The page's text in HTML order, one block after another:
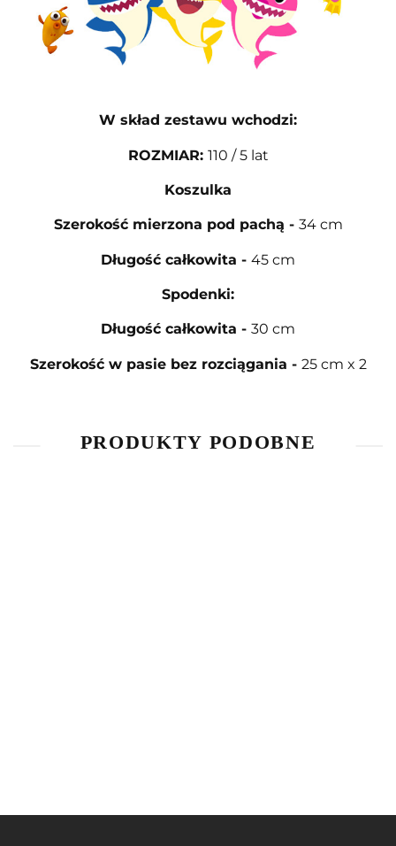
W skład zestawu wchodzi:
ROZMIAR: 110 / 5 lat
Koszulka
Szerokość mierzona pod pachą - 34 cm
Długość całkowita - 45 cm
Spodenki:
Długość całkowita - 30 cm
Szerokość w pasie bez rozciągania - 25 cm x 2
PRODUKTY PODOBNE